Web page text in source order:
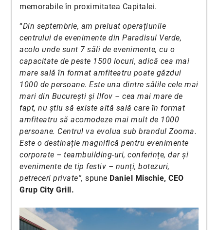
memorabile în proximitatea Capitalei.
“Din septembrie, am preluat operațiunile
centrului de evenimente din Paradisul Verde,
acolo unde sunt 7 săli de evenimente, cu o
capacitate de peste 1500 locuri, adică cea mai
mare sală în format amfiteatru poate găzdui
1000 de persoane. Este una dintre sălile cele mai
mari din București și Ilfov – cea mai mare de
fapt, nu știu să existe altă sală care în format
amfiteatru să acomodeze mai mult de 1000
persoane. Centrul va evolua sub brandul Zooma.
Este o destinație magnifică pentru evenimente
corporate – teambuilding-uri, conferințe, dar și
evenimente de tip festiv – nunți, botezuri,
petreceri private”, spune Daniel Mischie, CEO
Grup City Grill.